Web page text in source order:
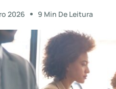
2026 9 Min De Leitura